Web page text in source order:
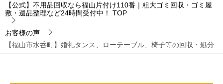
【公式】不用品回収なら福山片付け110番｜粗大ゴミ回収・ゴミ屋
敷・遺品整理など24時間受付中！
TOP
お客様の声
【福山市水呑町】婚礼タンス、ローテーブル、椅子等の回収・処分